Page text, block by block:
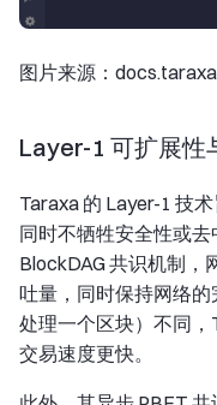
图片来源：
Layer-1 可扩展性
Taraxa 的 Layer-1 技
同时不牺牲安全性或
BlockDAG 共识机制，
吐量，同时保持网络
处理一个区块）不同
交易速度更快。